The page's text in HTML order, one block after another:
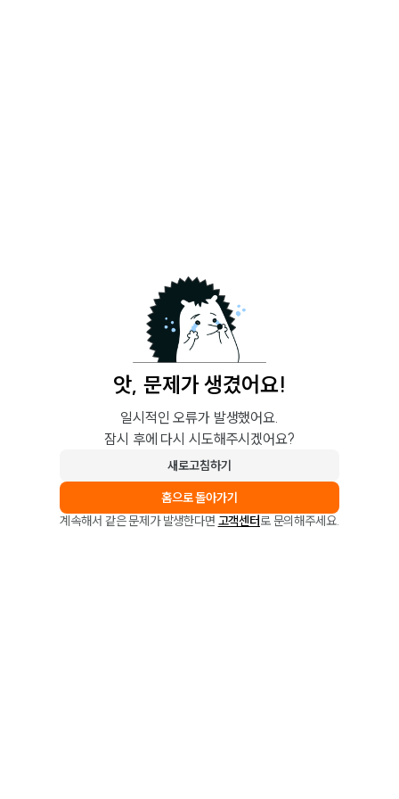
앗, 문제가 생겼어요!
일시적인 오류가 발생했어요.
잠시 후에 다시 시도해주시겠어요?
새로고침하기
홈으로 돌아가기
계속해서 같은 문제가 발생한다면 고객센터로 문의해주세요.